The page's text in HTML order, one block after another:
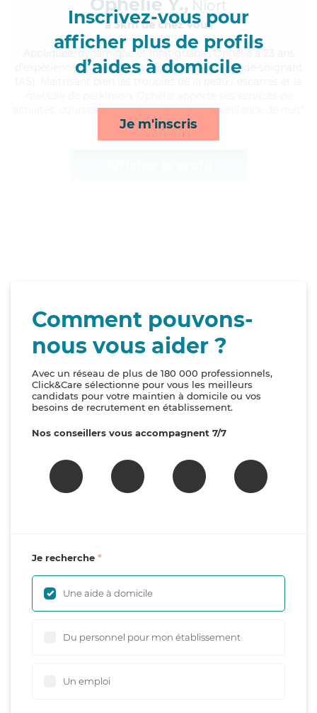
Inscrivez-vous pour
afficher plus de profils
d’aides à domicile
Je m'inscris
Ophélie Y., Niort
à 5km de chez Vous
, dynamique et infatiguable, Ophélie a 23 ans
d'expérience et possède un diplôme d'Etat d'aide-soignant
activités, courses/livraison, ménage et surveillance de nuit*
Comment pouvons-
nous vous aider ?
Avec un réseau de plus de 180 000 professionnels,
Click&Care sélectionne pour vous les meilleurs
candidats pour votre maintien à domicile ou vos
besoins de recrutement en établissement.
Nos conseillers vous accompagnent 7/7
Je recherche
Une aide à domicile
Du personnel pour mon établissement
Un emploi